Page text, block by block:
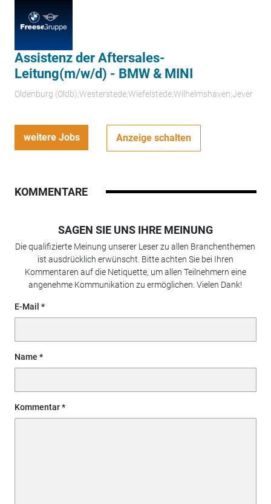
Assistenz der Aftersales-
Leitung(m/w/d) - BMW & MINI
Oldenburg (Oldb);Westerstede;Wiefelstede;Wilhelmshaven;Jever
weitere Jobs Anzeige schalten
KOMMENTARE
SAGEN SIE UNS IHRE MEINUNG
Die qualifizierte Meinung unserer Leser zu allen Branchenthemen
ist ausdrücklich erwünscht. Bitte achten Sie bei Ihren
Kommentaren auf die Netiquette, um allen Teilnehmern eine
angenehme Kommunikation zu ermöglichen. Vielen Dank!
E-Mail
Name
Kommentar